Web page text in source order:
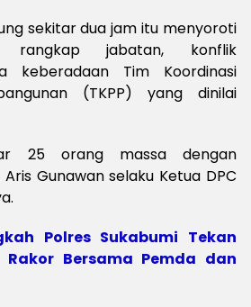
sekitar dua jam itu menyoroti
rangkap jabatan, konflik
keberadaan Tim Koordinasi
(TKPP) yang dinilai
25 orang massa dengan
Gunawan selaku Ketua DPC
Polres Sukabumi Tekan
Bersama Pemda dan